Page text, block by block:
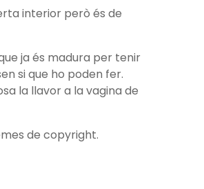
interior però és de
ja és madura per tenir
si que ho poden fer.
la llavor a la vagina de
de copyright.